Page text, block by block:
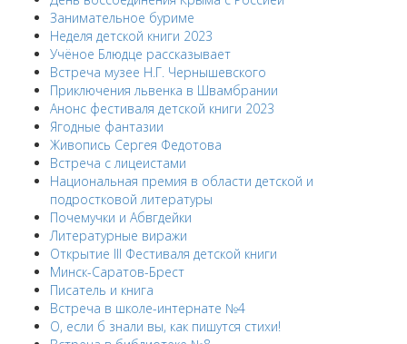
Занимательное буриме
Неделя детской книги 2023
Учёное Блюдце рассказывает
Встреча музее Н.Г. Чернышевского
Приключения львенка в Швамбрании
Анонс фестиваля детской книги 2023
Ягодные фантазии
Живопись Сергея Федотова
Встреча с лицеистами
Национальная премия в области детской и
подростковой литературы
Почемучки и Абвгдейки
Литературные виражи
Открытие III Фестиваля детской книги
Минск-Саратов-Брест
Писатель и книга
Встреча в школе-интернате №4
О, если б знали вы, как пишутся стихи!